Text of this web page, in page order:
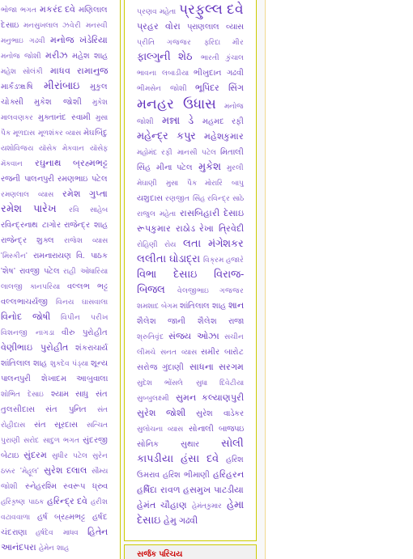
ભોજા ભગત મકરંદ દવે મણિલાલ
દેસાઇ મનસુખલાલ ઝવેરી
મનસ્વી
મનુભાઇ ગઢવી
મનોજ ખંડેરિયા
મનોજ જોશી મરીઝ મહેશ શાહ
મહેશ સોલંકી માધવ રામાનુજ
માર્કંડૠષિ મીરાંબાઇ
મુકુલ
ચોક્સી
મુકેશ જોશી
મુકેશ
માલવણકર
મુક્તાનંદ સ્વામી
મુસા
પૈક મૂળદાસ મૂળશંકર વ્યાસ મેઘબિંદુ
યશોવિજય યૉસેક મેકવાન
યૉસેફ
મૅકવાન
રઘુનાથ બ્રહ્મભટ્ટ
રજની પાલનપુરી રમણભાઇ પટેલ
રમણલાલ વ્યાસ રમેશ ગુપ્તા
રમેશ પારેખ રવિ સાહેબ
રવિન્દ્રનાથ ટાગોર રાજેન્દ્ર શાહ
રાજેન્દ્ર શુક્લ
રાજેશ વ્યાસ
'મિસ્કીન'
રામનારાયણ વિ. પાઠક
'શેષ' રાવજી પટેલ રાહી ઓધારિયા
લાલજી કાનપરિયા
વલ્લભ ભટ્ટ
વલ્લભાચર્યજી
વિનય ઘાસવાલા
વિનોદ જોષી
વિપીન પરીખ
વિશનજી નાગડા
વીરુ પુરોહીત
વેણીભાઇ પુરોહીત
શંકરાચાર્ય
શાંતિલાલ શાહ શુકદેવ પંડ્યા શૂન્ય
પાલનપુરી
શેખાદમ આબુવાલા
શોભિત દેસાઇ શ્યામ સાધુ
સંત
તુલસીદાસ
સંત પુનિત
સંત
રોહીદાસ
સંત સૂરદાસ
સત્ચિત
પુરાણી સરોદ સાદુળ ભગત સુંદરજી
બેટાઇ સુંદરમ સુધીર પટેલ સુરેન
ઠક્કર 'મેહૂલ'
સુરેશ દલાલ
સૌમ્ય
જોશી
સ્નેહરશ્મિ સ્વરૂપ ધ્રુવ
હરિકૃષ્ણ પાઠક હરિન્દ્ર દવે હરીશ
વટાવવાળા
હર્ષ બ્રહ્મભટ્ટ
હર્ષદ
ચંદરાણા
હર્ષદેવ માધવ
હિતેન
આનંદપરા હેમેન શાહ
પ્રણવ મહેતા પ્રફુલ્લ દવે
પ્રહર વોરા પ્રાણલાલ વ્યાસ
પ્રીતિ ગજ્જર ફરિદા મીર
ફાલ્ગુની શેઠ
ભારતી કુંચાલ
ભાવના લબાડીયા
ભીખુદાન ગઢવી
ભીમસેન જોશી ભૂપિંદર સિંગ
મનહર ઉધાસ
મનોજ
જોશી
મન્ના ડે મહમદ રફી
મહેન્દ્ર કપુર મહેશકુમાર
મહોમંદ રફી માનસી પટેલ મિતાલી
સિંહ
મીના પટેલ મુકેશ
મુરલી
મેઘાણી
મુસા પૈક મોરારિ બાપુ
યશુદાસ રણજીત સિંહ રવિન્દ્ર સાઠે
રાજુલ મહેતા રાસબિહારી દેસાઇ
રૂપકુમાર રાઠોડ રેખા ત્રિવેદી
રોહિણી રોય
લતા મંગેશકર
લલીતા ઘોડાદ્રા વિક્રમ હજારે
વિભા દેસાઇ
વિરાજ-
બિજલ
વેલજીભાઇ ગજ્જર
શમશાદ બેગમ શાંતિલાલ શાહ શાન
શૈલેશ જાની શૈલેશ રાજા
શ્રુતિવૃંદ સંજય ઓઝા
સચીન
લીમચે સનત વ્યાસ સમીર બારોટ
સરોજ ગુંદાણી
સાધના સરગમ
સુદેશ ભોંસલે
સુધા દિવેટીયા
સુબ્બુલક્ષ્મી
સુમન કલ્યાણપુરી
સુરેશ જોશી
સુરેશ વાડેકર
સુલોચના વ્યાસ
સોનાલી બાજપઇ
સોનિક સુથાર
સોલી
કાપડીયા હંસા દવે
હરિશ
ઉમરાવ હરિશ ભીમાણી હરિહરન
હર્ષિદા રાવળ હસમુખ પાટડીયા
હેમંત ચૌહાણ
હેમંતકુમાર
હેમા
દેસાઇ હેમુ ગઢવી
સર્જક પરિચય